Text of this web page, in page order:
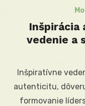
Inšpirácia
vedenie a
Inšpiratívne
autenticitu,
formovanie